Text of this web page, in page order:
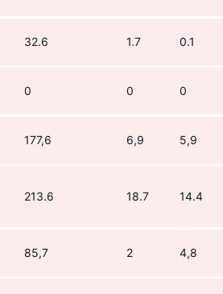
32.6 1.7 0.1
0 0 0
177,6 6,9 5,9
213.6 18.7 14.4
85,7 2 4,8